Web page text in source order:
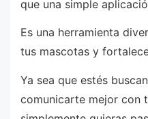
que una simple
Es una herramienta
tus mascotas y
Ya sea que estés
comunicarte mejor con